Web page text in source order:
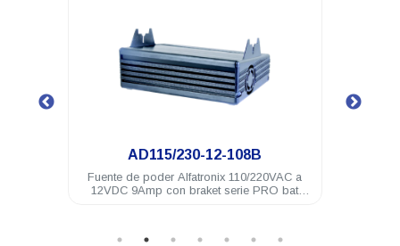
AD115/230-12-168
Fuente de poder Alfatronix 110/220VAC a
12VDC 14Amp rango continuo